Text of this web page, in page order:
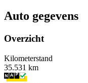
Auto gegevens
Overzicht
Kilometerstand
35.531 km